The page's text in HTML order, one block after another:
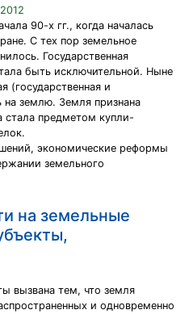
90-х гг., когда началась
С тех пор земельное
Государственная
быть исключительной. Ныне
(государственная и
на землю. Земля признана
предметом купли-
экономические реформы
земельного
на земельные
вызвана тем, что земля
и одновременно